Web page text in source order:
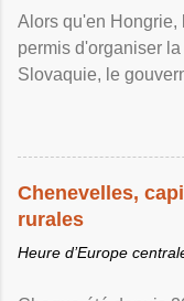
Alors qu'en Hongrie,
permis d'organiser
Slovaquie, le
Chenevelles,
rurales
Heure d’Europe